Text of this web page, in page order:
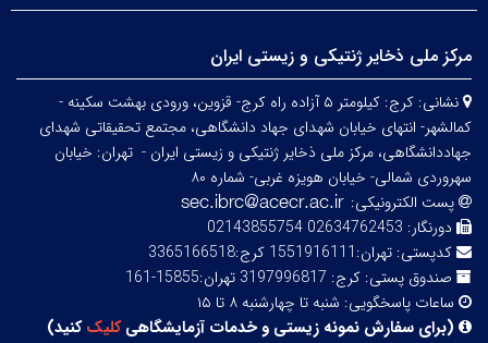
مرکز ملی ذخایر ژنتیکی و زیستی ایران
نشانی:
کرج: کیلومتر ۵ آزاده راه کرج- قزوین، ورودی بهشت سکینه -
کمالشهر- انتهای خیابان شهدای جهاد دانشگاهی، مجتمع تحقیقاتی شهدای
جهاددانشگاهی، مرکز ملی ذخایر ژنتیکی و زیستی ایران - تهران: خیابان
سهروردی شمالی- خیابان هویزه غربی- شماره ۸۰
پست الکترونیکی:
دورنگار: 02634762453 02143855754
کدپستی: تهران:1551916111 کرج:3365166518
صندوق پستی: کرج: 3197996817 تهران:15855-161
ساعات پاسخگویی: شنبه تا چهارشنبه ۸ تا ۱۵
(برای سفارش نمونه زیستی و خدمات آزمایشگاهیکلیککنید)